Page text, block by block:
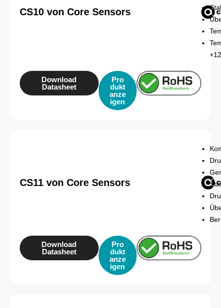
CS10 von Core Sensors
Pro
dukt
anze
igen
Download
Datasheet
CS11 von Core Sensors
Pro
dukt
anze
igen
Download
Datasheet